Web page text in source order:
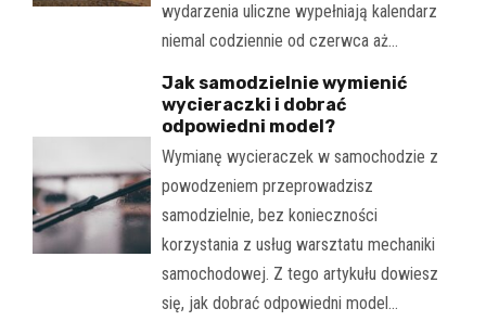
wydarzenia uliczne wypełniają kalendarz
niemal codziennie od czerwca aż…
Jak samodzielnie wymienić
wycieraczki i dobrać
odpowiedni model?
Wymianę wycieraczek w samochodzie z
powodzeniem przeprowadzisz
samodzielnie, bez konieczności
korzystania z usług warsztatu mechaniki
samochodowej. Z tego artykułu dowiesz
się, jak dobrać odpowiedni model…